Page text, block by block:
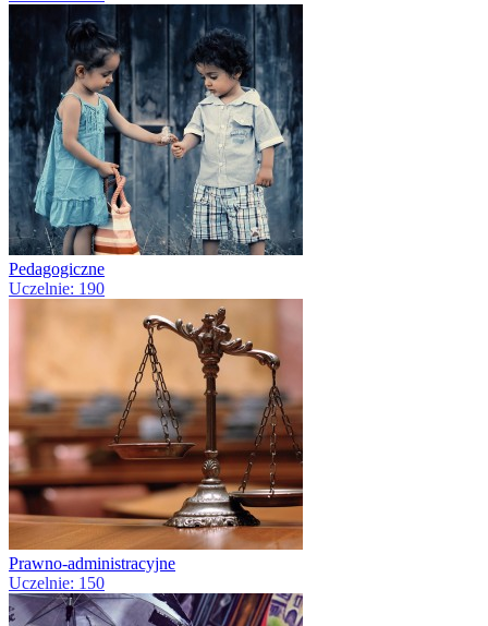
Pedagogiczne
Uczelnie: 190
Prawno-administracyjne
Uczelnie: 150